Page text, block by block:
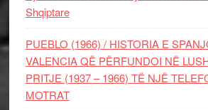
Shqiptare
PUEBLO (1966) / HISTORIA E
VALENCIA QË PËRFUNDOI NË
PRITJE (1937 – 1966) TË NJË
MOTRAT